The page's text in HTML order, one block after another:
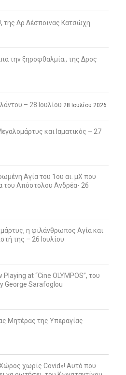
της Δρ Δέσποινας Κατσώχη
την ξηροφθαλμία;, της Δρος
– 28 Ιουλίου 28 Ιουλίου 2026
και Ιαματικός – 27
Αγία του 1ου αι. μΧ που
του Απόστολου Ανδρέα- 26
η φιλάνθρωπος Αγία και
της – 26 Ιουλίου
at “Cine OLYMPOS”, του
George Sarafoglou
Μητέρας της Υπεραγίας
χωρίς Covid»! Αυτό που